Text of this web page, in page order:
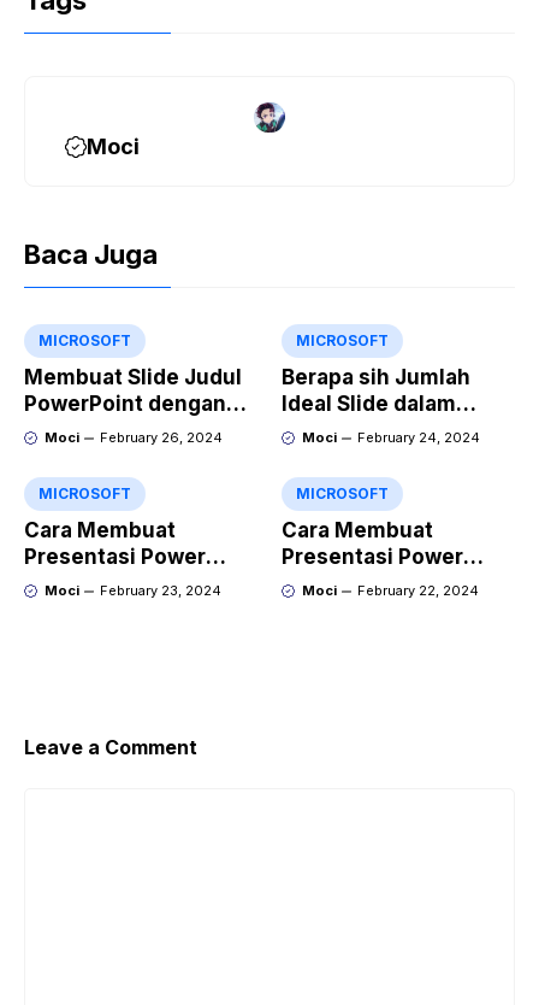
Moci
Baca Juga
MICROSOFT
Membuat Slide Judul
PowerPoint dengan
Video Animasi
Moci February 26, 2024
MICROSOFT
Berapa sih Jumlah
Ideal Slide dalam
Sebuah Materi Power
Moci February 24, 2024
MICROSOFT
Cara Membuat
Presentasi Power
Point yang Keren
Moci February 23, 2024
MICROSOFT
Cara Membuat
Presentasi Power
Point yang Menarik
Moci February 22, 2024
Leave a Comment